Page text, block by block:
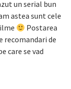
un serial bun
astea sunt cele
Postarea
recomandari de
care se vad